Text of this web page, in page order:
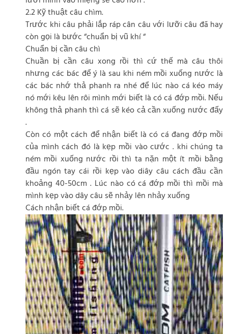
2.2 Kỹ thuật câu chìm.
Trước khi câu phải lắp ráp cân câu với lưỡi câu đã hay
còn gọi là bước “chuẩn bị vũ khí “
Chuẩn bị cần câu chì
Chuần bị cần câu xong rồi thì cứ thế mà câu thôi
nhưng các bác để ý là sau khi ném mồi xuống nước là
các bác nhớ thả phanh ra nhé để lúc nào cá kéo máy
nó mới kêu lên rôi mình mới biết là có cá đớp mồi. Nếu
không thả phanh thì cá sẽ kéo cả cần xuống nước đấy
.
Còn có một cách để nhận biết là có cá đang đớp mồi
của mình cách đó là kẹp mồi vào cước . khi chúng ta
ném mồi xuống nước rồi thì ta nặn một ít mồi bằng
đầu ngón tay cái rồi kẹp vào diây câu cách đầu cần
khoảng 40-50cm . Lúc nào có cá đớp mồi thì mồi mà
mình kẹp vào dây câu sẽ nhảy lên nhảy xuống
Cách nhận biết cá đớp mồi.